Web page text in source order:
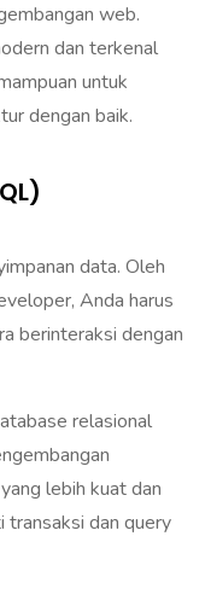
web.
dan terkenal
untuk
dengan baik.
data. Oleh
Anda harus
berinteraksi dengan
relasional
lebih kuat dan
transaksi dan query